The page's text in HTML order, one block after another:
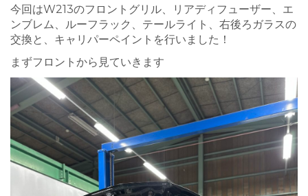
今回はW213のフロントグリル、リアディフューザー、エ
ンブレム、ルーフラック、テールライト、右後ろガラスの
交換と、キャリパーペイントを行いました！
まずフロントから見ていきます